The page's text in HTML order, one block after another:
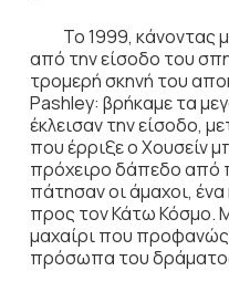
Το 1999, κάνοντας
από την είσοδο του
τρομερή σκηνή του
Pashley: βρήκαμε τα
έκλεισαν την είσοδο,
που έρριξε ο Χουσείν
πρόχειρο δάπεδο από
πάτησαν οι άμαχοι, ένα
προς τον Κάτω Κόσμο.
μαχαίρι που
πρόσωπα του